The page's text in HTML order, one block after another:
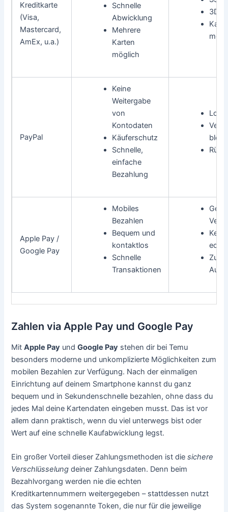
Kreditkarte
(Visa,
Mastercard,
AmEx, u.a.)
Schnelle
Abwicklung
Mehrere
Karten
möglich
3D-
PayPal
Keine
Weitergabe
von
Kontodaten
Käuferschutz
Schnelle,
einfache
Bezahlung
Apple Pay /
Google Pay
Mobiles
Bezahlen
Bequem und
kontaktlos
Schnelle
Transaktionen
Zahlen via Apple Pay und Google Pay
MitApple Pay undGoogle Pay stehen dir bei Temu
besonders moderne und unkomplizierte Möglichkeiten zum
mobilen Bezahlen zur Verfügung. Nach der einmaligen
Einrichtung auf deinem Smartphone kannst du ganz
bequem und in Sekundenschnelle bezahlen, ohne dass du
jedes Mal deine Kartendaten eingeben musst. Das ist vor
allem dann praktisch, wenn du viel unterwegs bist oder
Wert auf eine schnelle Kaufabwicklung legst.
Ein großer Vorteil dieser Zahlungsmethoden ist diesichere
Verschlüsselung deiner Zahlungsdaten. Denn beim
Bezahlvorgang werden nie die echten
Kreditkartennummern weitergegeben – stattdessen nutzt
das System sogenannte Token, die nur für die jeweilige